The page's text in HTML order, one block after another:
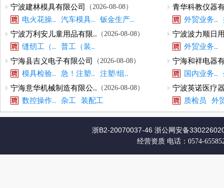
冲压件模..
宁波建林模具有限公司
（2026-08-08）
电火花操.. 汽车模具..
钣金生产..
采购员
青华科教仪器
外贸业务..
宁波万利安儿童用品有限.. （2026-08-08）
缝纫工（.. 普工（装..
宁波波力顺日
外贸业务..
宁海县吉义电子有限公司
（2026-08-08）
模具检验.. 急！注塑..
注塑/组..
品质检测..
宁海和祥电器
国内业务..
工程师助..
宁海意华机械制造有限公.. （2026-08-08）
数控操作.. 杂工 装配工
宁波英诺医疗
质检员
外
浙B2-20070037-46 浙公网安备
经营资质 电话：0574-